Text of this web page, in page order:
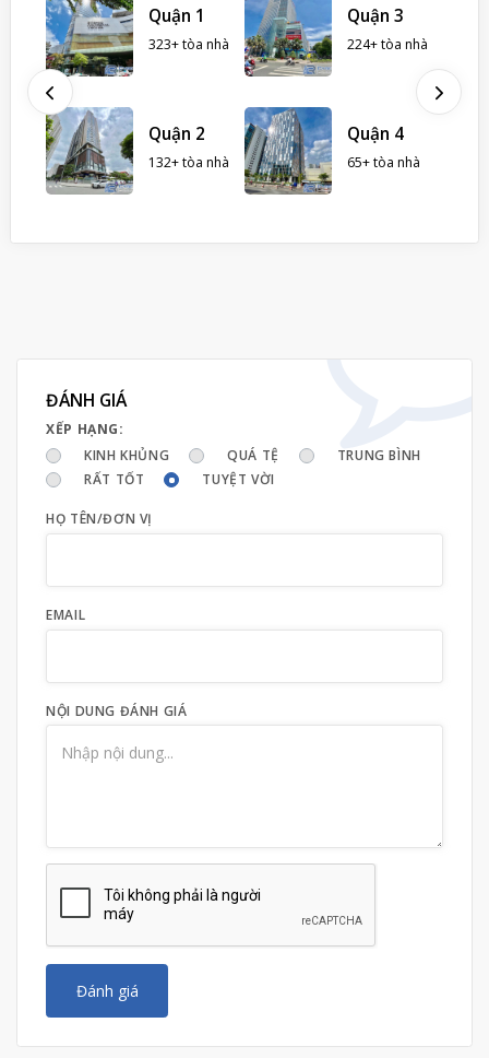
Quận 1
323+ tòa nhà
Quận 2
132+ tòa nhà
Quận 3
224+ tòa nhà
Quận 4
65+ tòa nhà
ĐÁNH GIÁ
XẾP HẠNG:
KINH KHỦNG
QUÁ TỆ
TRUNG BÌNH
RẤT TỐT
TUYỆT VỜI
HỌ TÊN/ĐƠN VỊ
EMAIL
NỘI DUNG ĐÁNH GIÁ
Đánh giá